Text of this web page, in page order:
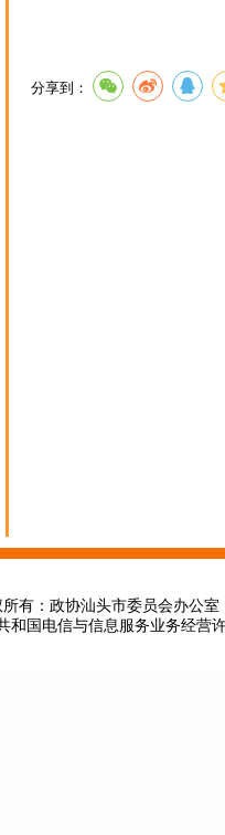
分享到：
所有：政协汕头市委员会办公
和国电信与信息服务业务经营